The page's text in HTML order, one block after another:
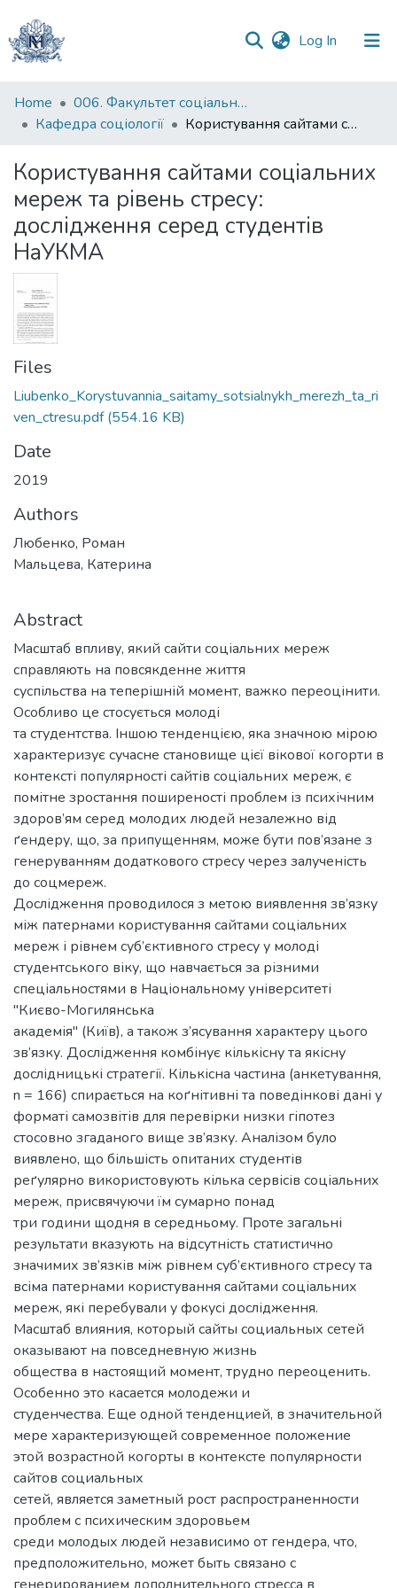
Log In (current)
Communities
&
All of DSpace
Statistics
Home
006. Факультет соціальних наук і соціальних технологій
Кафедра соціології
Користування сайтами соціальних мереж та рівень стресу: дослідження серед студентів НаУКМА
Користування сайтами соціальних
мереж та рівень стресу:
дослідження серед студентів
НаУКМА
Files
Liubenko_Korystuvannia_saitamy_sotsialnykh_merezh_ta_ri
ven_ctresu.pdf(554.16 KB)
Date
2019
Authors
Любенко, Роман
Мальцева, Катерина
Abstract
Масштаб впливу, який сайти соціальних мереж
справляють на повсякденне життя
суспільства на теперішній момент, важко переоцінити.
Особливо це стосується молоді
та студентства. Іншою тенденцією, яка значною мірою
характеризує сучасне становище цієї вікової когорти в
контексті популярності сайтів соціальних мереж, є
помітне зростання поширеності проблем із психічним
здоров’ям серед молодих людей незалежно від
ґендеру, що, за припущенням, може бути пов’язане з
генеруванням додаткового стресу через залученість
до соцмереж.
Дослідження проводилося з метою виявлення зв’язку
між патернами користування сайтами соціальних
мереж і рівнем суб’єктивного стресу у молоді
студентського віку, що навчається за різними
спеціальностями в Національному університеті
"Києво-Могилянська
академія" (Київ), а також з’ясування характеру цього
зв’язку. Дослідження комбінує кількісну та якісну
дослідницькі стратегії. Кількісна частина (анкетування,
n = 166) спирається на коґнітивні та поведінкові дані у
форматі самозвітів для перевірки низки гіпотез
стосовно згаданого вище зв’язку. Аналізом було
виявлено, що більшість опитаних студентів
реґулярно використовують кілька сервісів соціальних
мереж, присвячуючи їм сумарно понад
три години щодня в середньому. Проте загальні
результати вказують на відсутність статистично
значимих зв’язків між рівнем суб’єктивного стресу та
всіма патернами користування сайтами соціальних
мереж, які перебували у фокусі дослідження.
Масштаб влияния, который сайты социальных сетей
оказывают на повседневную жизнь
общества в настоящий момент, трудно переоценить.
Особенно это касается молодежи и
студенчества. Еще одной тенденцией, в значительной
мере характеризующей современное положение
этой возрастной когорты в контексте популярности
сайтов социальных
сетей, является заметный рост распространенности
проблем с психическим здоровьем
среди молодых людей независимо от гендера, что,
предположительно, может быть связано с